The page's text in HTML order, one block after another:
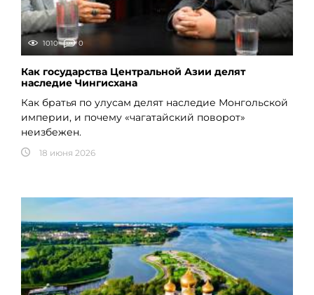
1010 0
Как государства Центральной Азии делят
наследие Чингисхана
Как братья по улусам делят наследие Монгольской
империи, и почему «чагатайский поворот»
неизбежен.
18 июня 2026